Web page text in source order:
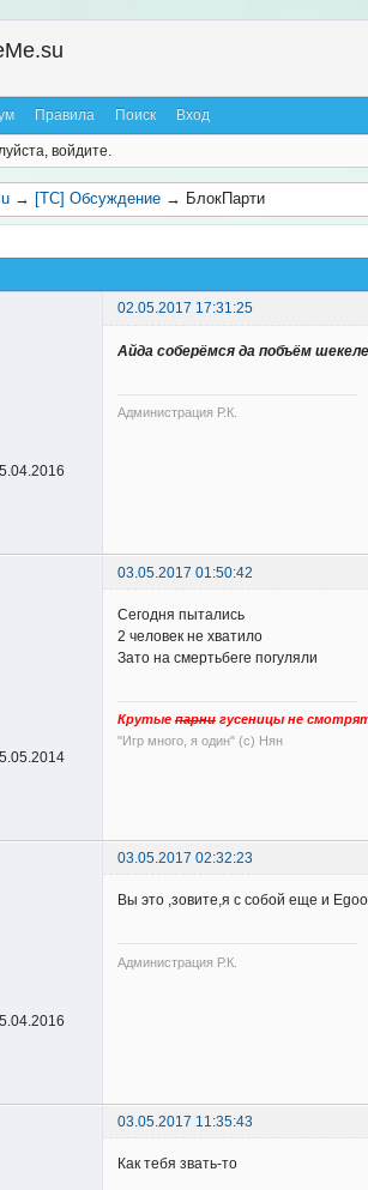
Правила Поиск Вход
войдите.
→ [TC] Обсуждение → БлокПарти
02.05.2017 17:31:25
Айда соберёмся да побъём
Администрация Р.К.
03.05.2017 01:50:42
Сегодня пытались
2 человек не хватило
Зато на смертьбеге погуляли
Крутые парни гусеницы не
"Игр много, я один" (с) Нян
03.05.2017 02:32:23
Вы это ,зовите,я с собой еще и
Администрация Р.К.
03.05.2017 11:35:43
Как тебя звать-то